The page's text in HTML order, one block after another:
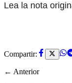
Lea la nota
Compartir:
← Anterior